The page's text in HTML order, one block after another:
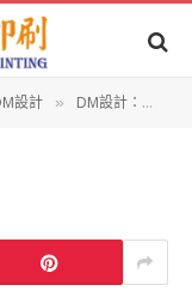
設計 » DM設計：飛達旅遊DM